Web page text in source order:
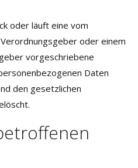
oder läuft eine vom
oder einem
vorgeschriebene
Daten
den gesetzlichen